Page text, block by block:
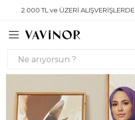
2.000 TL ve ÜZERİ ALIŞVERİŞLERDE